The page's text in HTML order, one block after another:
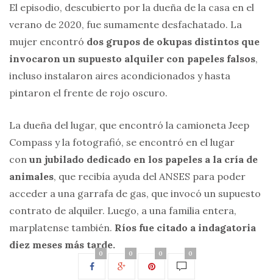
El episodio, descubierto por la dueña de la casa en el
verano de 2020, fue sumamente desfachatado. La
mujer encontró dos grupos de okupas distintos que
invocaron un supuesto alquiler con papeles falsos,
incluso instalaron aires acondicionados y hasta
pintaron el frente de rojo oscuro.
La dueña del lugar, que encontró la camioneta Jeep
Compass y la fotografió, se encontró en el lugar
con un jubilado dedicado en los papeles a la cría de
animales, que recibía ayuda del ANSES para poder
acceder a una garrafa de gas, que invocó un supuesto
contrato de alquiler. Luego, a una familia entera,
marplatense también. Ríos fue citado a indagatoria
diez meses más tarde.
0 0 0 0